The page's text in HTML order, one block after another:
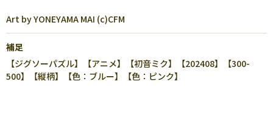
Art by YONEYAMA MAI (c)CFM
補足
【ジグソーパズル】【アニメ】【初音ミク】【202408】【300-
500】【縦柄】【色：ブルー】【色：ピンク】